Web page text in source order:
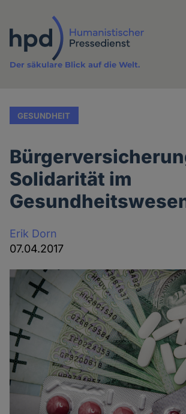
Inhalt
Der säkulare Blick auf die Welt.
GESUNDHEIT
Solidarität im
Erik Dorn
07.04.2017